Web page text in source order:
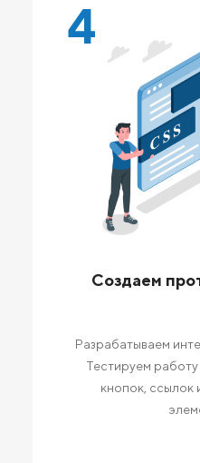
4
Создаем
Разрабатываем
Тестируем
кнопок, ссылок